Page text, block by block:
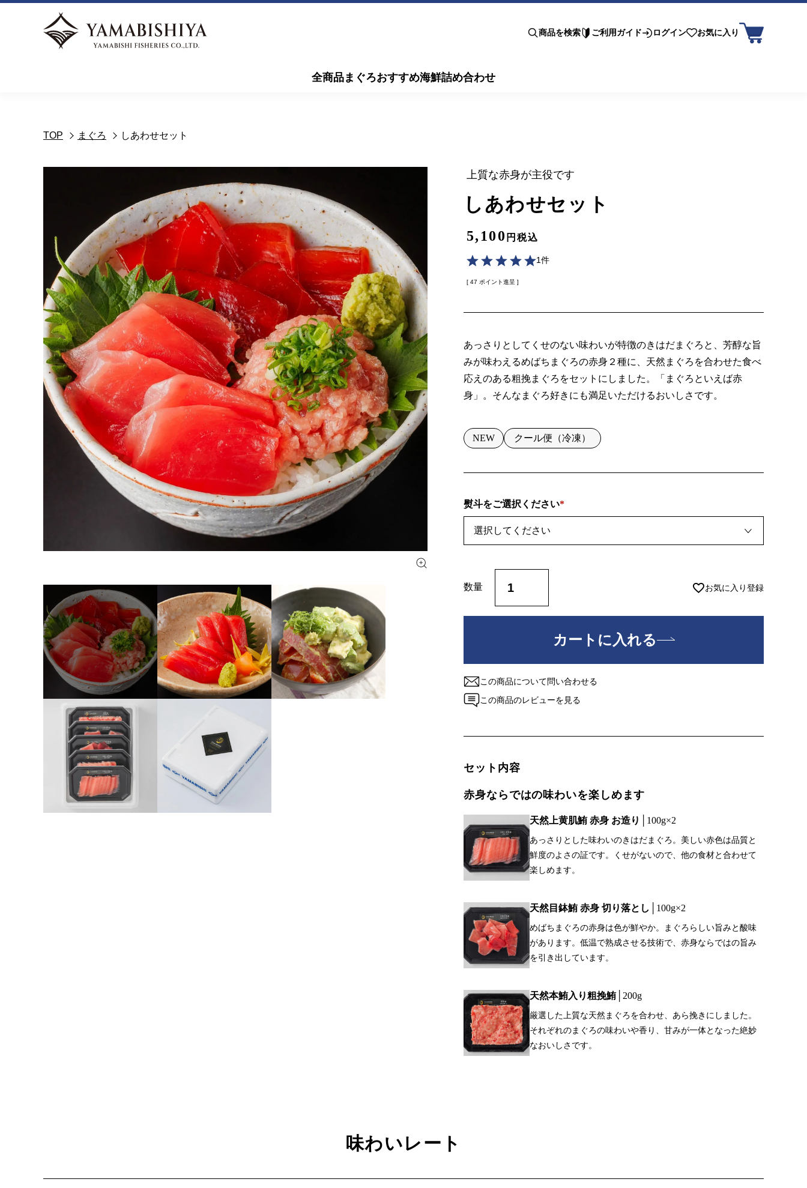
商品を検索 ご利用ガイド ログイン お気に入り
全商品まぐろおすすめ海鮮詰め合わせ
TOP まぐろ しあわせセット
上質な赤身が主役です
しあわせセット
5,100 税込
1件
[ 47 ポイント進呈 ]
あっさりとしてくせのない味わいが特徴のきはだまぐろと、芳醇な旨
みが味わえるめばちまぐろの赤身２種に、天然まぐろを合わせた食べ
応えのある粗挽まぐろをセットにしました。「まぐろといえば赤
身」。そんなまぐろ好きにも満足いただけるおいしさです。
NEW クール便（冷凍）
熨斗をご選択ください
(
須
お気に入り登録
カートに入れる
この商品について問い合わせる
この商品のレビューを見る
セット内容
赤身ならではの味わいを楽しめます
天然上黄肌鮪 赤身 お造り │100g×2
あっさりとした味わいのきはだまぐろ。美しい赤色は品質と
鮮度のよさの証です。くせがないので、他の食材と合わせて
楽しめます。
天然目鉢鮪 赤身 切り落とし │100g×2
めばちまぐろの赤身は色が鮮やか。まぐろらしい旨みと酸味
があります。低温で熟成させる技術で、赤身ならではの旨み
を引き出しています。
天然本鮪入り粗挽鮪│200g
厳選した上質な天然まぐろを合わせ、あら挽きにしました。
それぞれのまぐろの味わいや香り、甘みが一体となった絶妙
なおいしさです。
味わいレート